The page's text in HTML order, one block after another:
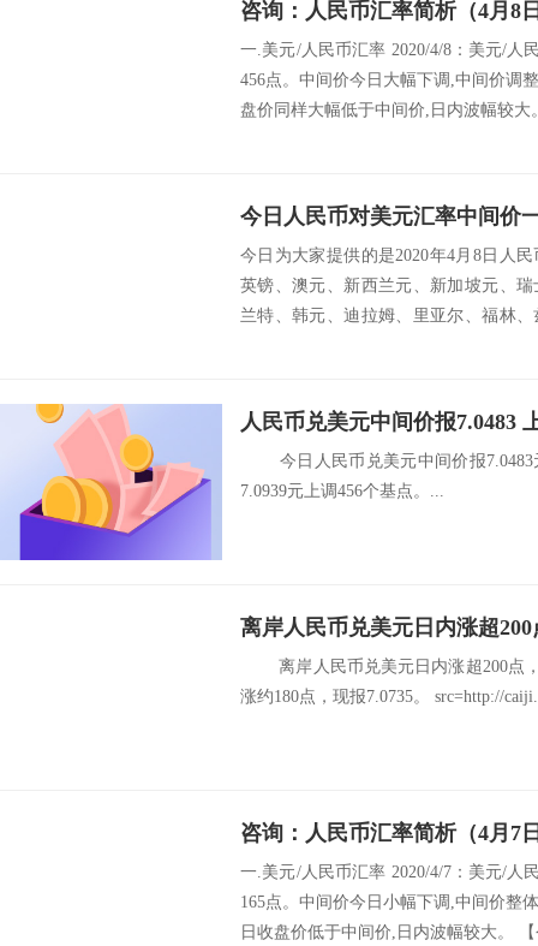
咨询：人民币汇率简析（4月8
一.美元/人民币汇率 2020/4/8：美元/人
456点。中间价今日大幅下调,中间价调
盘价同样大幅低于中间价,日内波幅较大
今日人民币对美元汇率中间价
今日为大家提供的是2020年4月8日人
英镑、澳元、新西兰元、新加坡元、
兰特、韩元、迪拉姆、里亚尔、福林
人民币兑美元中间价报7.0483
今日人民币兑美元中间价报7.0483
7.0939元上调456个基点。...
离岸人民币兑美元日内涨超200点，
涨约180点，现报7.0735。 src=http://
咨询：人民币汇率简析（4月7
一.美元/人民币汇率 2020/4/7：美元/人
165点。中间价今日小幅下调,中间价整
日收盘价低于中间价,日内波幅较大。